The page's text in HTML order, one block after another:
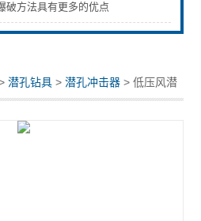
破方法具有更多的优点
潜孔钻具 >潜孔冲击器 > 低压风潜